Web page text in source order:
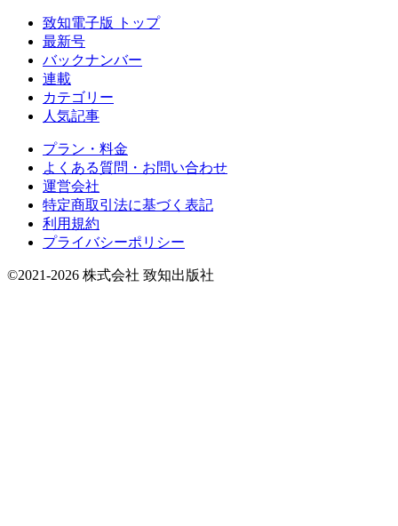
致知電子版 トップ
最新号
バックナンバー
連載
カテゴリー
人気記事
プラン・料金
よくある質問・お問い合わせ
運営会社
特定商取引法に基づく表記
利用規約
プライバシーポリシー
©2021-2026 株式会社 致知出版社